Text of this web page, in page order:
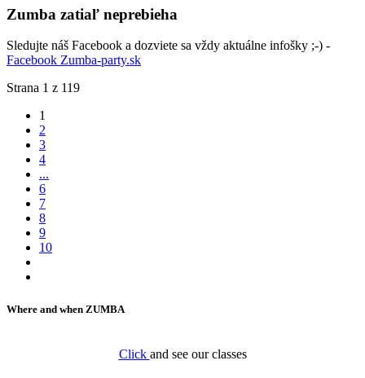
Zumba zatiaľ neprebieha
Sledujte náš Facebook a dozviete sa vždy aktuálne infošky ;-) -
Facebook Zumba-party.sk
Strana 1 z 119
1
2
3
4
...
6
7
8
9
10
Where and when ZUMBA
Click and see our classes